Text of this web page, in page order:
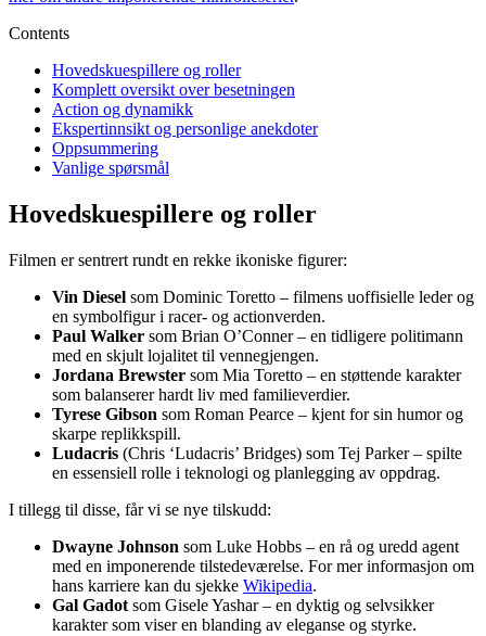
Contents
Hovedskuespillere og roller
Komplett oversikt over besetningen
Action og dynamikk
Ekspertinnsikt og personlige anekdoter
Oppsummering
Vanlige spørsmål
Hovedskuespillere og roller
Filmen er sentrert rundt en rekke ikoniske figurer:
Vin Diesel som Dominic Toretto – filmens uoffisielle leder og
en symbolfigur i racer- og actionverden.
Paul Walker som Brian O’Conner – en tidligere politimann
med en skjult lojalitet til vennegjengen.
Jordana Brewster som Mia Toretto – en støttende karakter
som balanserer hardt liv med familieverdier.
Tyrese Gibson som Roman Pearce – kjent for sin humor og
skarpe replikkspill.
Ludacris (Chris ‘Ludacris’ Bridges) som Tej Parker – spilte
en essensiell rolle i teknologi og planlegging av oppdrag.
I tillegg til disse, får vi se nye tilskudd:
Dwayne Johnson som Luke Hobbs – en rå og uredd agent
med en imponerende tilstedeværelse. For mer informasjon om
hans karriere kan du sjekke Wikipedia.
Gal Gadot som Gisele Yashar – en dyktig og selvsikker
karakter som viser en blanding av eleganse og styrke.